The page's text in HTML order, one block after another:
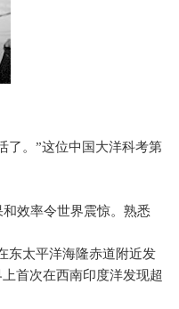
了。”这位中国大洋科考第
效率令世界震惊。熟悉
东太平洋海隆赤道附近发
首次在西南印度洋发现超